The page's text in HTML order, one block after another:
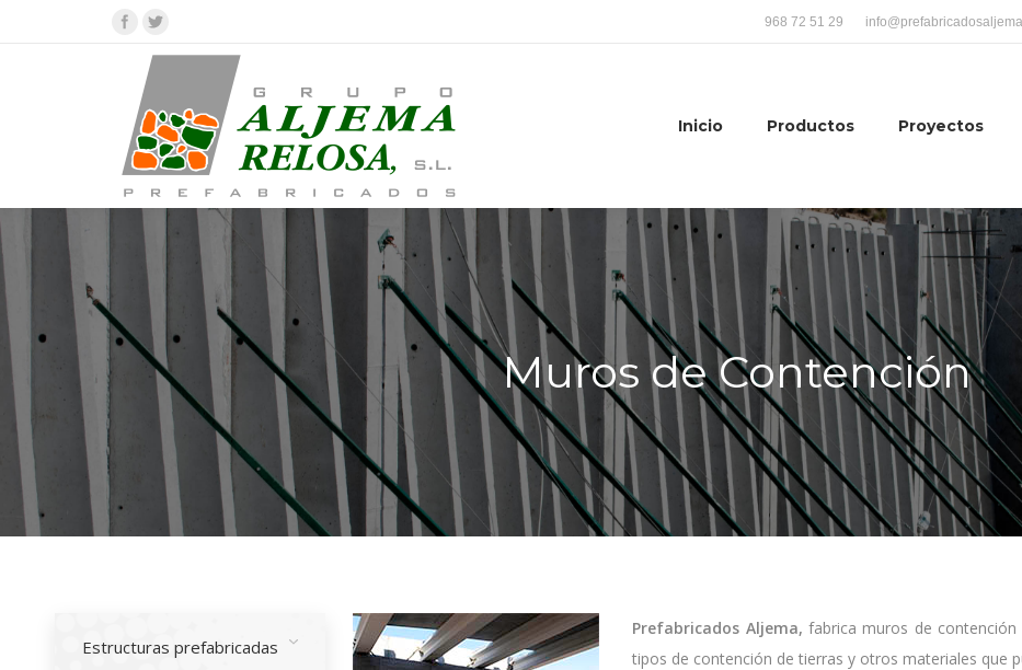
Facebook
Twitter 968 72 51 29
Inicio Productos Proyectos
Muros de Contención
Prefabricados Aljema,fabrica muros de
tipos de contención de tierras y otros materiales que
Estructuras prefabricadas